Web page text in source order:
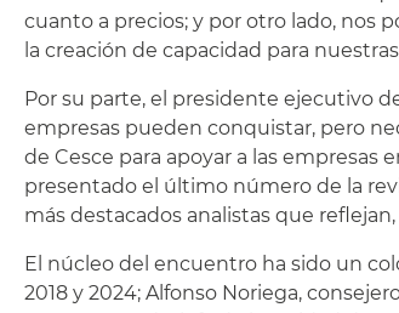
cuanto a precios; y por otro lado, nos
la creación de capacidad para
Por su parte, el presidente ejecutivo
empresas pueden conquistar, pero
de Cesce para apoyar a las empresas
presentado el último número de la
más destacados analistas que
El núcleo del encuentro ha sido un
2018 y 2024; Alfonso Noriega,